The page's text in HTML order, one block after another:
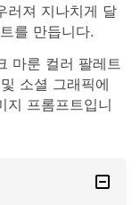
러져 지나치게 달
를 만듭니다.
마룬 컬러 팔레트
소셜 그래픽에
지 프롬프트입니